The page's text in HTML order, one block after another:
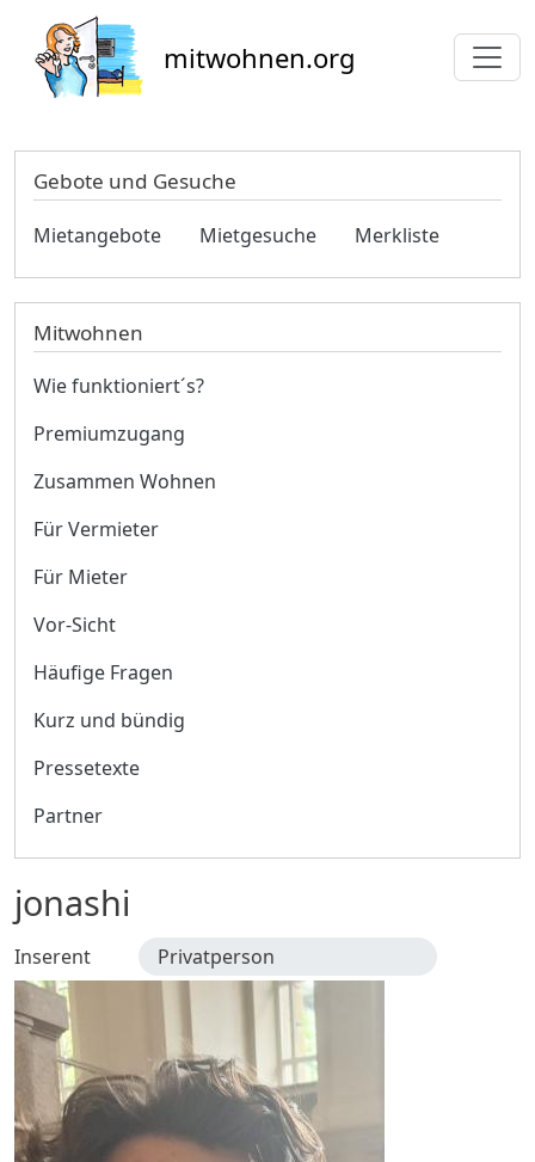
mitwohnen.org
jonashi
Inserent Privatperson
Gebote und Gesuche
Mietangebote Mietgesuche Merkliste
Mitwohnen
Wie funktioniert´s?
Premiumzugang
Zusammen Wohnen
Für Vermieter
Für Mieter
Vor-Sicht
Häufige Fragen
Kurz und bündig
Pressetexte
Partner